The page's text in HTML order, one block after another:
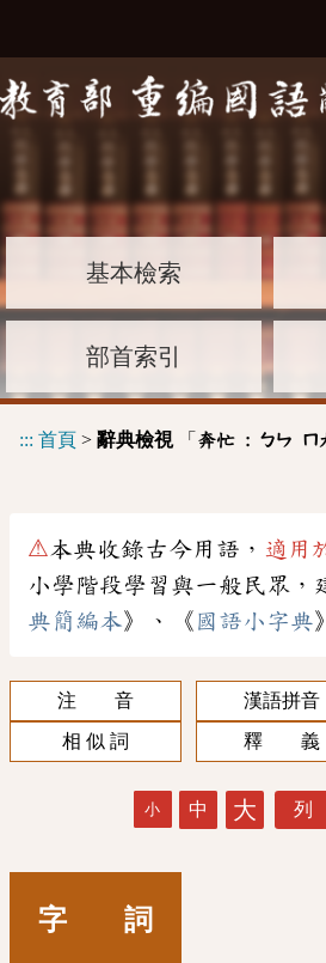
基本檢索
部首索引
::: 首頁 > 辭典檢視「 奔忙 : ㄅㄣ ㄇ
⚠本典收錄古今用語， 適用
小學階段學習與一般民眾，
典簡編本》、《 國語小字典
注 音
漢語拼音
相 似 詞
釋 義
小 中 大
字 詞